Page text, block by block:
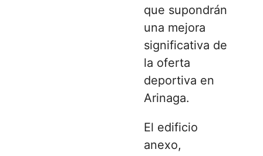
que supondrán
una mejora
significativa de
la oferta
deportiva en
Arinaga.
El edificio
anexo,